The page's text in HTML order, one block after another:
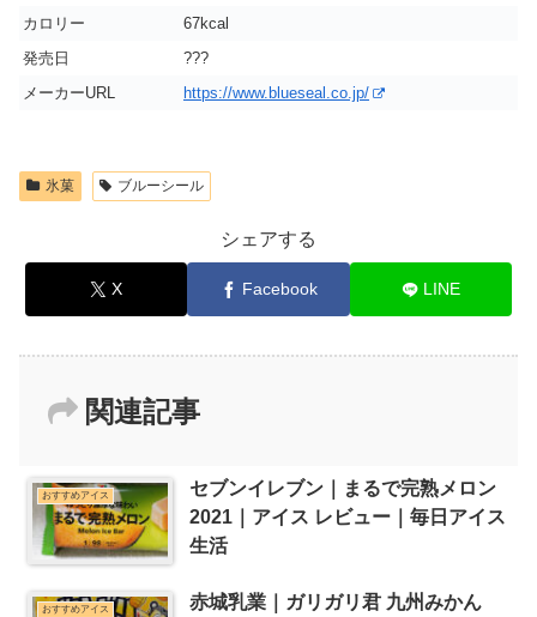
カロリー
67kcal
発売日
???
メーカーURL
https://www.blueseal.co.jp/
氷菓 ブルーシール
シェアする
X Facebook LINE
関連記事
おすすめアイス
セブンイレブン｜まるで完熟メロン
2021｜アイス レビュー｜毎日アイス
生活
おすすめアイス
赤城乳業｜ガリガリ君 九州みかん